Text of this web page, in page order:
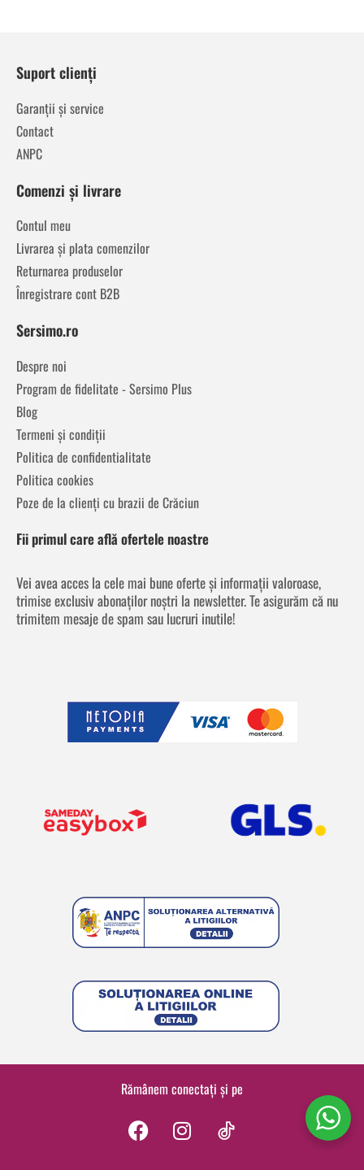
Suport clienți
Garanții și service
Contact
ANPC
Comenzi și livrare
Contul meu
Livrarea și plata comenzilor
Returnarea produselor
Înregistrare cont B2B
Sersimo.ro
Despre noi
Program de fidelitate - Sersimo Plus
Blog
Termeni și condiții
Politica de confidentialitate
Politica cookies
Poze de la clienți cu brazii de Crăciun
Fii primul care află ofertele noastre
Vei avea acces la cele mai bune oferte și informații valoroase,
trimise exclusiv abonaților noștri la newsletter. Te asigurăm că nu
trimitem mesaje de spam sau lucruri inutile!
Rămânem conectați și pe
F
I